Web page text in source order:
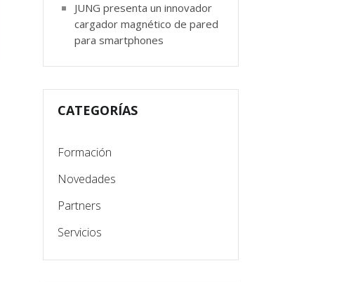
JUNG presenta un innovador
cargador magnético de pared
para smartphones
CATEGORÍAS
Formación
Novedades
Partners
Servicios